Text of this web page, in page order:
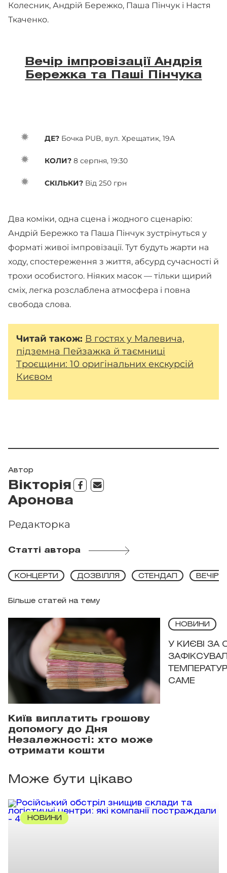
Колесник, Андрій Бережко, Паша Пінчук і Настя
Ткаченко.
Вечір імпровізації Андрія
Бережка та Паші Пінчука
ДЕ? Бочка PUB, вул. Хрещатик, 19А
КОЛИ? 8 серпня, 19:30
СКІЛЬКИ? Від 250 грн
Два коміки, одна сцена і жодного сценарію:
Андрій Бережко та Паша Пінчук зустрінуться у
форматі живої імпровізації. Тут будуть жарти на
ходу, спостереження з життя, абсурд сучасності й
трохи особистого. Ніяких масок — тільки щирий
сміх, легка розслаблена атмосфера і повна
свобода слова.
Читай також: В гостях у Малевича,
підземна Пейзажка й таємниці
Троєщини: 10 оригінальних екскурсій
Києвом
Автор
Вікторія
Аронова
Редакторка
Статті автора
Більше статей на тему
КОНЦЕРТИ ДОЗВІЛЛЯ СТЕНДАП
Київ виплатить грошову
допомогу до Дня
Незалежності: хто може
отримати кошти
НОВИНИ
У КИЄВІ ЗА
САМЕ
Може бути цікаво
НОВИНИ